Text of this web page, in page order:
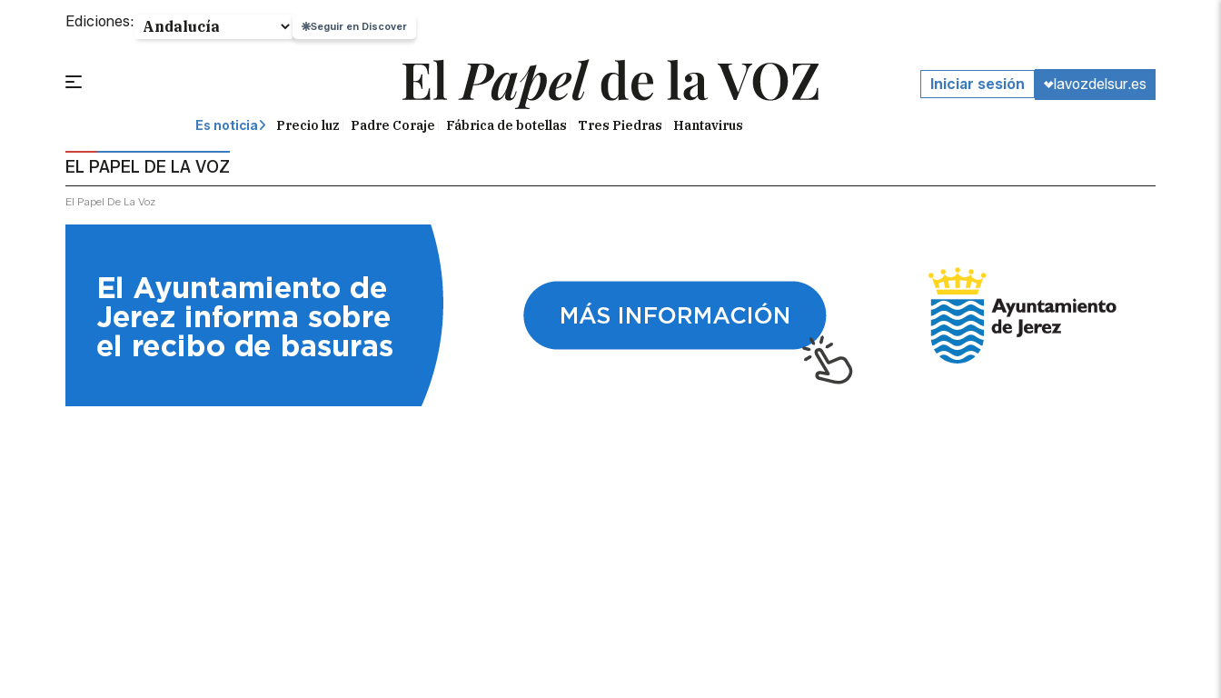
Ediciones: Seguir en Discover
Iniciar sesión lavozdelsur.es
Es noticia Precio luz Padre Coraje Fábrica de botellas Tres Piedras Hantavirus
EL PAPEL DE LA VOZ
El Papel De La Voz